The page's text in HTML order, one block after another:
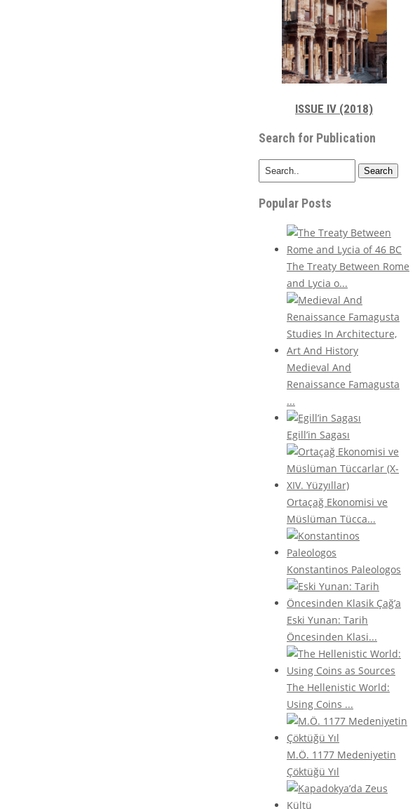
ISSUE IV (2018)
Search for Publication
Search
Popular Posts
The Treaty Between Rome
and Lycia o...
Medieval And
Renaissance Famagusta
...
Egill’in Sagası
Ortaçağ Ekonomisi ve
Müslüman Tücca...
Konstantinos Paleologos
Eski Yunan: Tarih
Öncesinden Klasi...
The Hellenistic World:
Using Coins ...
M.Ö. 1177 Medeniyetin
Çöktüğü Yıl